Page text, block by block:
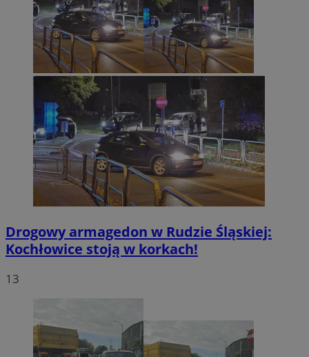
Drogowy armagedon w Rudzie Śląskiej:
Kochłowice stoją w korkach!
13